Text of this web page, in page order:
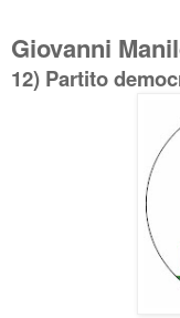
Giovanni
12) Partito